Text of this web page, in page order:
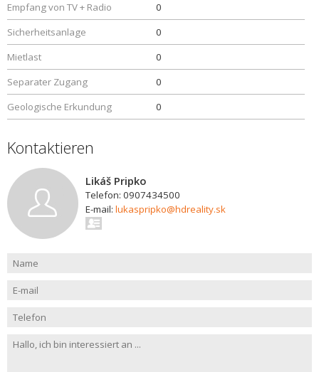
Empfang von TV + Radio
0
Sicherheitsanlage
0
Mietlast
0
Separater Zugang
0
Geologische Erkundung
0
Kontaktieren
Likáš Pripko
Telefon: 0907434500
E-mail: lukaspripko@hdreality.sk